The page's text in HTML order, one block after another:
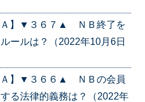
Ａ】▼３６７▲ ＮＢ終了を
ールは？（2022年10月6日
Ａ】▼３６６▲ ＮＢの会員
る法律的義務は？（2022年